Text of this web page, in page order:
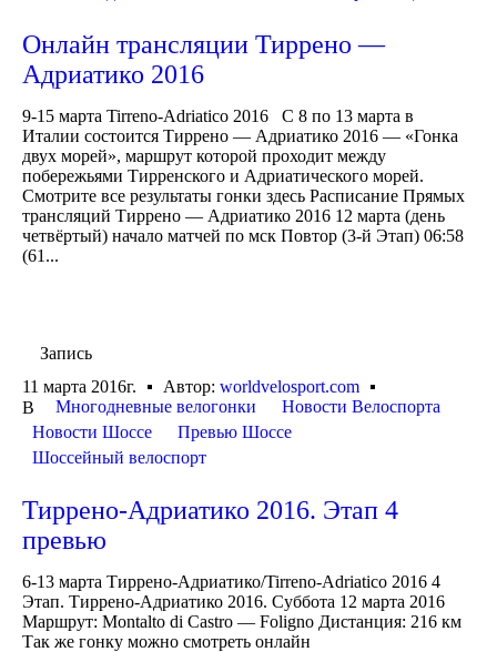
Онлайн трансляции Тиррено —
Адриатико 2016
9-15 марта Tirreno-Adriatico 2016 С 8 по 13 марта в
Италии состоится Тиррено — Адриатико 2016 — «Гонка
двух морей», маршрут которой проходит между
побережьями Тирренского и Адриатического морей.
Смотрите все результаты гонки здесь Расписание Прямых
трансляций Тиррено — Адриатико 2016 12 марта (день
четвёртый) начало матчей по мск Повтор (3-й Этап) 06:58
(61...
Запись
11 марта 2016г.
Автор: worldvelosport.com
В
Многодневные велогонки
Новости Велоспорта
Новости Шоссе
Превью Шоссе
Шоссейный велоспорт
Тиррено-Адриатико 2016. Этап 4
превью
6-13 марта Тиррено-Адриатико/Tirreno-Adriatico 2016 4
Этап. Тиррено-Адриатико 2016. Суббота 12 марта 2016
Маршрут: Montalto di Castro — Foligno Дистанция: 216 км
Так же гонку можно смотреть онлайн